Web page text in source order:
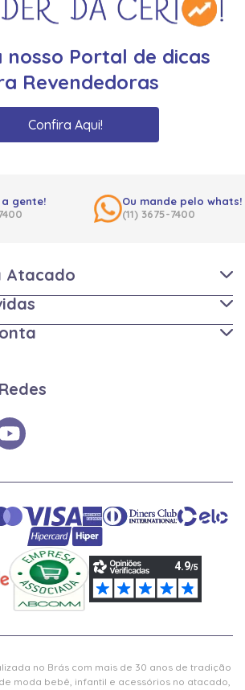
nosso Portal de dicas
Revendedoras
Confira Aqui!
gente!
Ou mande pelo whats!
(11) 3675-7400
Atacado
no Brás com mais de 30 anos de tradição
moda bebê, infantil e acessórios no atacado,